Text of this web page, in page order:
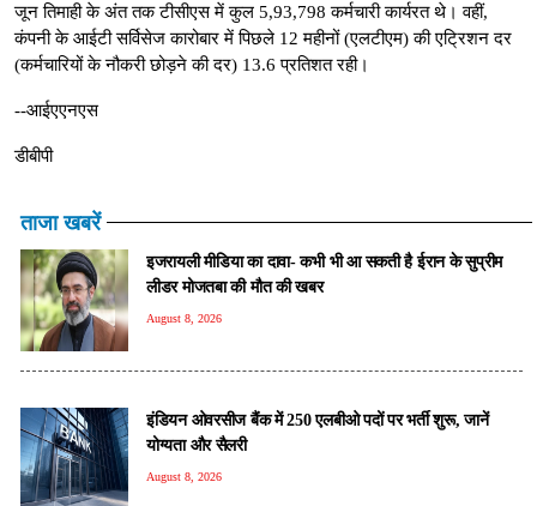
जून तिमाही के अंत तक टीसीएस में कुल 5,93,798 कर्मचारी कार्यरत थे। वहीं,
कंपनी के आईटी सर्विसेज कारोबार में पिछले 12 महीनों (एलटीएम) की एट्रिशन दर
(कर्मचारियों के नौकरी छोड़ने की दर) 13.6 प्रतिशत रही।
--आईएएनएस
डीबीपी
ताजा खबरें
इजरायली मीडिया का दावा- कभी भी आ सकती है ईरान के सुप्रीम
लीडर मोजतबा की मौत की खबर
August 8, 2026
इंडियन ओवरसीज बैंक में 250 एलबीओ पदों पर भर्ती शुरू, जानें
योग्यता और सैलरी
August 8, 2026